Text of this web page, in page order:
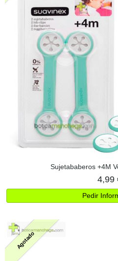
Sujetababeros +4M
4,99
Pedir
Agotado